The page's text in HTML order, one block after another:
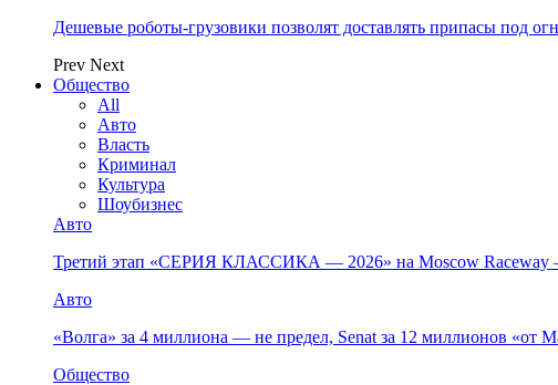
Дешевые роботы-грузовики позволят доставлять припасы под
Prev Next
Общество
All
Авто
Власть
Криминал
Культура
Шоубизнес
Авто
Третий этап «СЕРИЯ КЛАССИКА — 2026» на Moscow Raceway
Авто
«Волга» за 4 миллиона — не предел, Senat за 12 миллионов «от
Общество